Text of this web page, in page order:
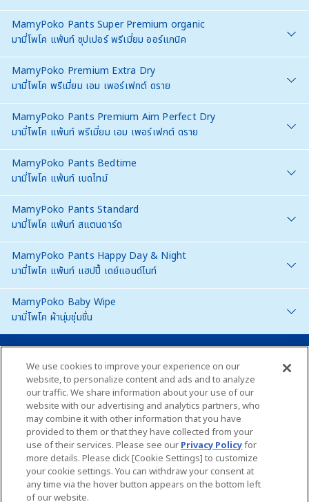
MamyPoko Pants Super Premium organic
มามี่โพโค แพ้นท์ ซุปเปอร์ พรีเมี่ยม ออร์แกนิค
MamyPoko Premium Extra Dry
มามี่โพโค พรีเมี่ยม เอม เพอร์เฟกต์ ดราย
MamyPoko Pants Premium Aim Perfect Dry
มามี่โพโค แพ้นท์ พรีเมี่ยม เอม เพอร์เฟกต์ ดราย
MamyPoko Pants Bedtime
มามี่โพโค แพ้นท์ เบดไทม์
MamyPoko Pants Standard
มามี่โพโค แพ้นท์ สแตนดาร์ด
MamyPoko Pants Happy Day & Night
มามี่โพโค แพ้นท์ แฮปปี้ เดย์แอนด์ไนท์
MamyPoko Baby Wipe
มามี่โพโค ผ้านุ่มชุ่มชื่น
แผนผังเว็บไซต์
ติดต่อเรา
Global Websites
เกี่ยวกับเรา เงื่อนไขและข้อกำหนดในการเข้าใช้เว็บไซต์
We use cookies to improve your experience on our
website, to personalize content and ads and to analyze
our traffic. We share information about your use of our
website with our advertising and analytics partners, who
may combine it with other information that you have
provided to them or that they have collected from your
use of their services. Please see our Privacy Policyfor
more details. Please click [Cookie Settings] to customize
your cookie settings. You can withdraw your consent at
any time via the hover button appears on the bottom left
of our website.